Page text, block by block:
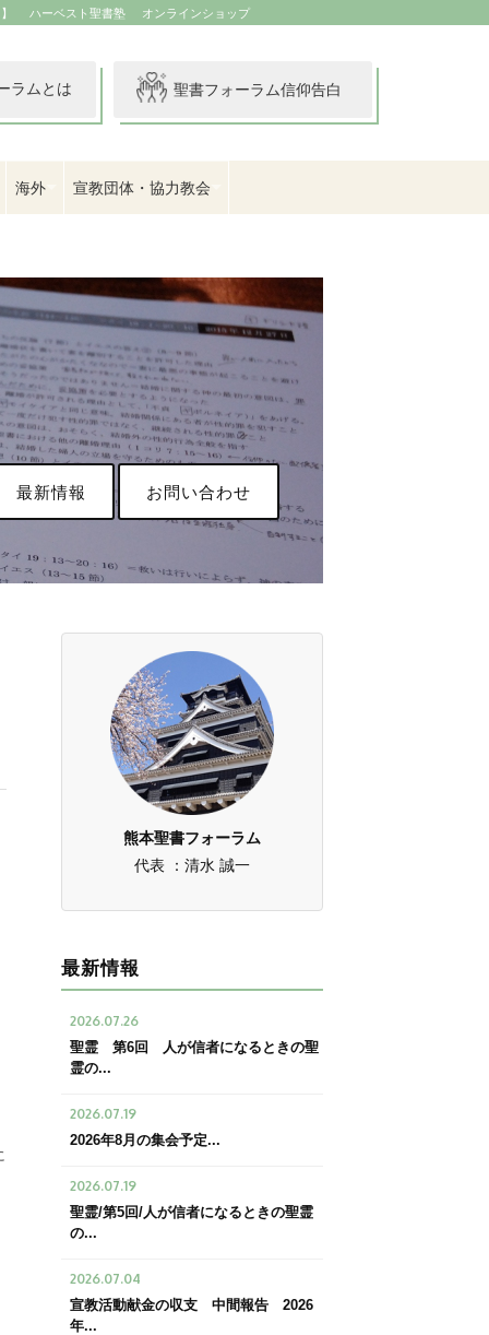
ハーベスト聖書塾 オンラインショップ
聖書フォーラム信仰告白
ラムとは
海外 宣教団体・協力教会
最新情報 お問い合わせ
熊本聖書フォーラム
代表 ：清水 誠一
最新情報
2026.07.26
聖霊 第6回 人が信者になるときの聖
霊の...
2026.07.19
2026年8月の集会予定...
2026.07.19
聖霊/第5回/人が信者になるときの聖霊
の...
2026.07.04
宣教活動献金の収支 中間報告 2026
年...